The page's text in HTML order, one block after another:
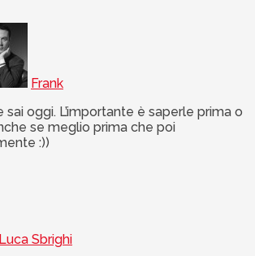
Frank
sai oggi. L’importante è saperle prima o
se meglio prima che poi
:))
Luca Sbrighi